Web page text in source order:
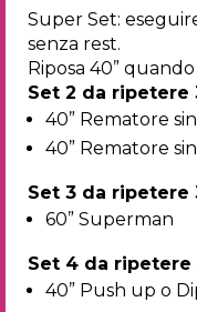
Super Set:
senza rest.
Riposa 40”
Set 2 da ripetere
40” Rematore
40” Rematore
Set 3 da ripetere
60” Superman
Set 4 da ripetere
40” Push up o